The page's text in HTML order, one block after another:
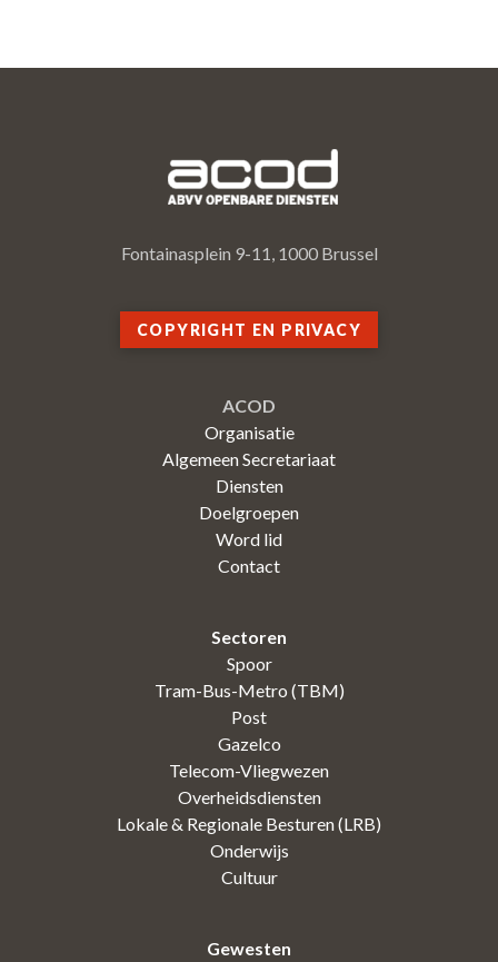
Fontainasplein 9-11, 1000 Brussel
COPYRIGHT EN PRIVACY
ACOD
Organisatie
Algemeen Secretariaat
Diensten
Doelgroepen
Word lid
Contact
Sectoren
Spoor
Tram-Bus-Metro (TBM)
Post
Gazelco
Telecom-Vliegwezen
Overheidsdiensten
Lokale & Regionale Besturen (LRB)
Onderwijs
Cultuur
Gewesten